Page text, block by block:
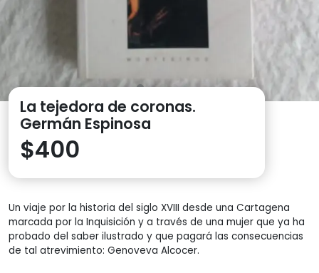
La tejedora de coronas.
Germán Espinosa
$400
Un viaje por la historia del siglo XVIII desde una Cartagena
marcada por la Inquisición y a través de una mujer que ya ha
probado del saber ilustrado y que pagará las consecuencias
de tal atrevimiento: Genoveva Alcocer.